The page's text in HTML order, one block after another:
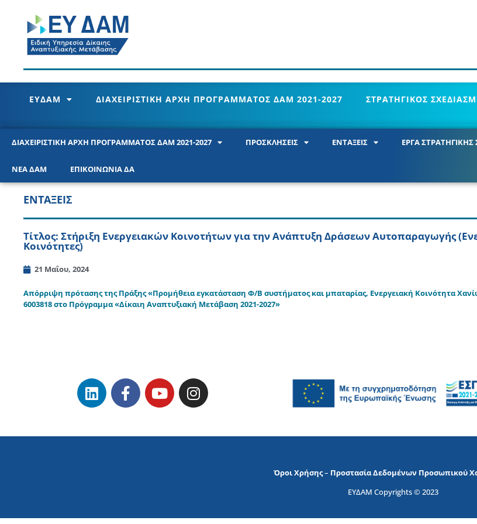
ΕΥΔΑΜ ΔΙΑΧΕΙΡΙΣΤΙΚΗ ΑΡΧΗ ΠΡΟΓΡΑΜΜΑΤΟΣ ΔΑΜ 2021-2027 ΣΤΡΑΤΗΓΙΚΟΣ
ΔΙΑΧΕΙΡΙΣΤΙΚΗ ΑΡΧΗ ΠΡΟΓΡΑΜΜΑΤΟΣ ΔΑΜ 2021-2027 ΠΡΟΣΚΛΗΣΕΙΣ ΕΝΤΑΞΕΙΣ ΕΡΓΑ
ΝΕΑ ΔΑΜ ΕΠΙΚΟΙΝΩΝΙΑ ΔΑ
ΕΝΤΑΞΕΙΣ
Τίτλος: Στήριξη Ενεργειακών Κοινοτήτων για την Ανάπτυξη Δράσεων Αυτοπαραγωγής
Κοινότητες)
21 Μαΐου, 2024
Απόρριψη πρότασης της Πράξης «Προμήθεια εγκατάσταση Φ/Β συστήματος και μπαταρίας, Ενεργειακή Κοινότητα
6003818 στο Πρόγραμμα «Δίκαιη Αναπτυξιακή Μετάβαση 2021-2027»
Όροι Χρήσης– Προστασία Δεδομένων Προσωπικού
ΕΥΔΑΜ Copyrights © 2023